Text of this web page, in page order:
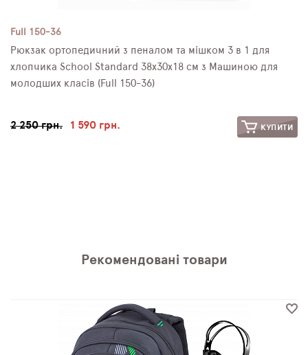
Full 150-36
Рюкзак ортопедичний з пеналом та мішком 3 в 1 для
хлопчика School Standard 38х30х18 см з Машиною для
молодших класів (Full 150-36)
2 250 грн. 1 590 грн. КУПИТИ
Рекомендовані товари